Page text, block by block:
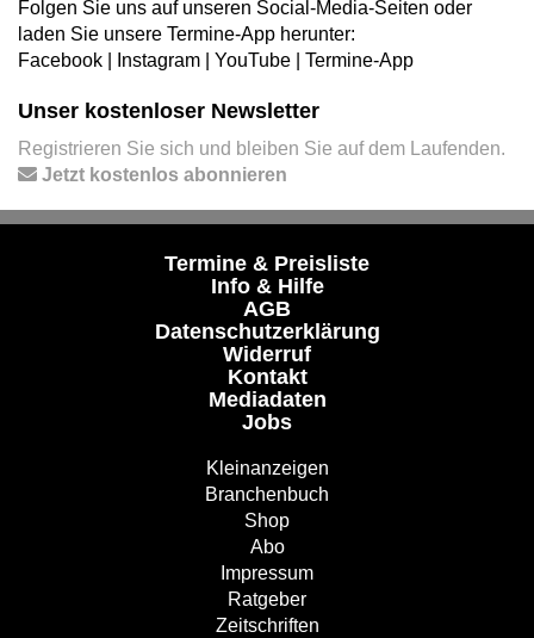
Folgen Sie uns auf unseren Social-Media-Seiten oder
laden Sie unsere Termine-App herunter:
Facebook
Instagram YouTube Termine-App
Unser kostenloser Newsletter
Registrieren Sie sich und bleiben Sie auf dem Laufenden.
Jetzt kostenlos abonnieren
Termine & Preisliste
Info & Hilfe
AGB
Datenschutzerklärung
Widerruf
Kontakt
Mediadaten
Jobs
Kleinanzeigen
Branchenbuch
Shop
Abo
Impressum
Ratgeber
Zeitschriften